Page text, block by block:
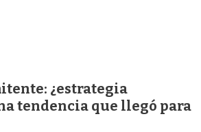
¿estrategia
tendencia que llegó para